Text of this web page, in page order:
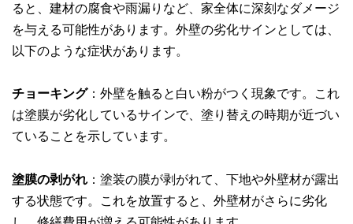
ると、建材の腐食や雨漏りなど、家全体に深刻なダメージ
を与える可能性があります。外壁の劣化サインとしては、
以下のような症状があります。
チョーキング：外壁を触ると白い粉がつく現象です。これ
は塗膜が劣化しているサインで、塗り替えの時期が近づい
ていることを示しています。
塗膜の剥がれ ：塗装の膜が剥がれて、下地や外壁材が露出
する状態です。これを放置すると、外壁材がさらに劣化